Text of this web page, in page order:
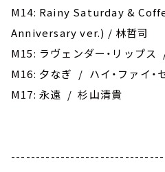
M14: Rainy Saturday &
Anniversary ver.) / 林哲司
M15: ラヴェンダー・リップ
M16: 夕なぎ / ハイ・ファイ・
M17: 永遠 / 杉山清貴